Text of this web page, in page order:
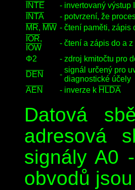
INTE
- invertovaný výstup
INTA
- potvrzení, že
MR, MW - čtení paměti, zápis
IOR,
IOW
- čtení a zápis do a
Φ2
- zdroj kmitočtu pro
DEN
-
signál určený pro
diagnostické účely
AEN
- inverze k HLDA
Datová
adresová
signály A0
obvodů